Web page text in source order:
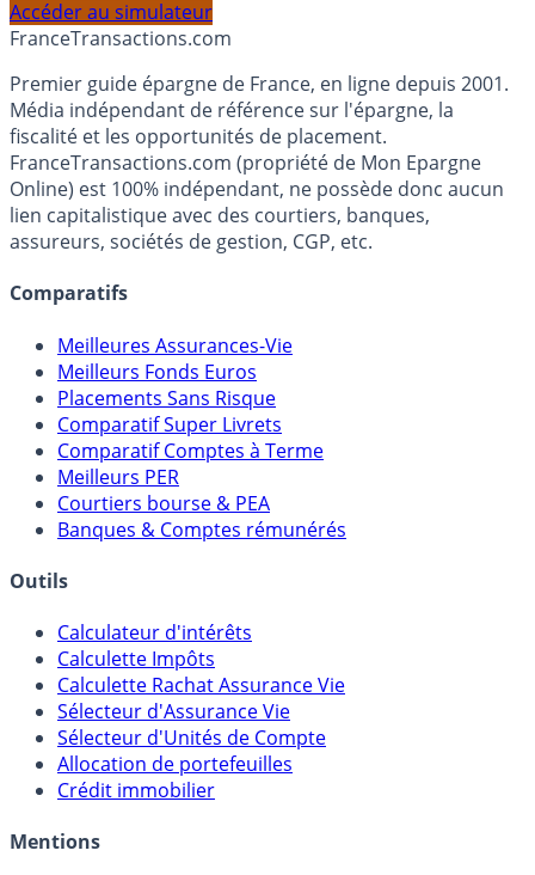
profil et horizon de placement.
FranceTransactions.com
Premier guide épargne de France, en ligne depuis 2001.
Média indépendant de référence sur l'épargne, la
fiscalité et les opportunités de placement.
FranceTransactions.com (propriété de Mon Epargne
Online) est 100% indépendant, ne possède donc aucun
assureurs, sociétés de gestion, CGP, etc.
Comparatifs
Meilleures Assurances-Vie
Meilleurs Fonds Euros
Placements Sans Risque
Comparatif Super Livrets
Comparatif Comptes à Terme
Meilleurs PER
Courtiers bourse & PEA
Banques & Comptes rémunérés
Outils
Calculateur d'intérêts
Calculette Impôts
Calculette Rachat Assurance Vie
Sélecteur d'Assurance Vie
Sélecteur d'Unités de Compte
Crédit immobilier